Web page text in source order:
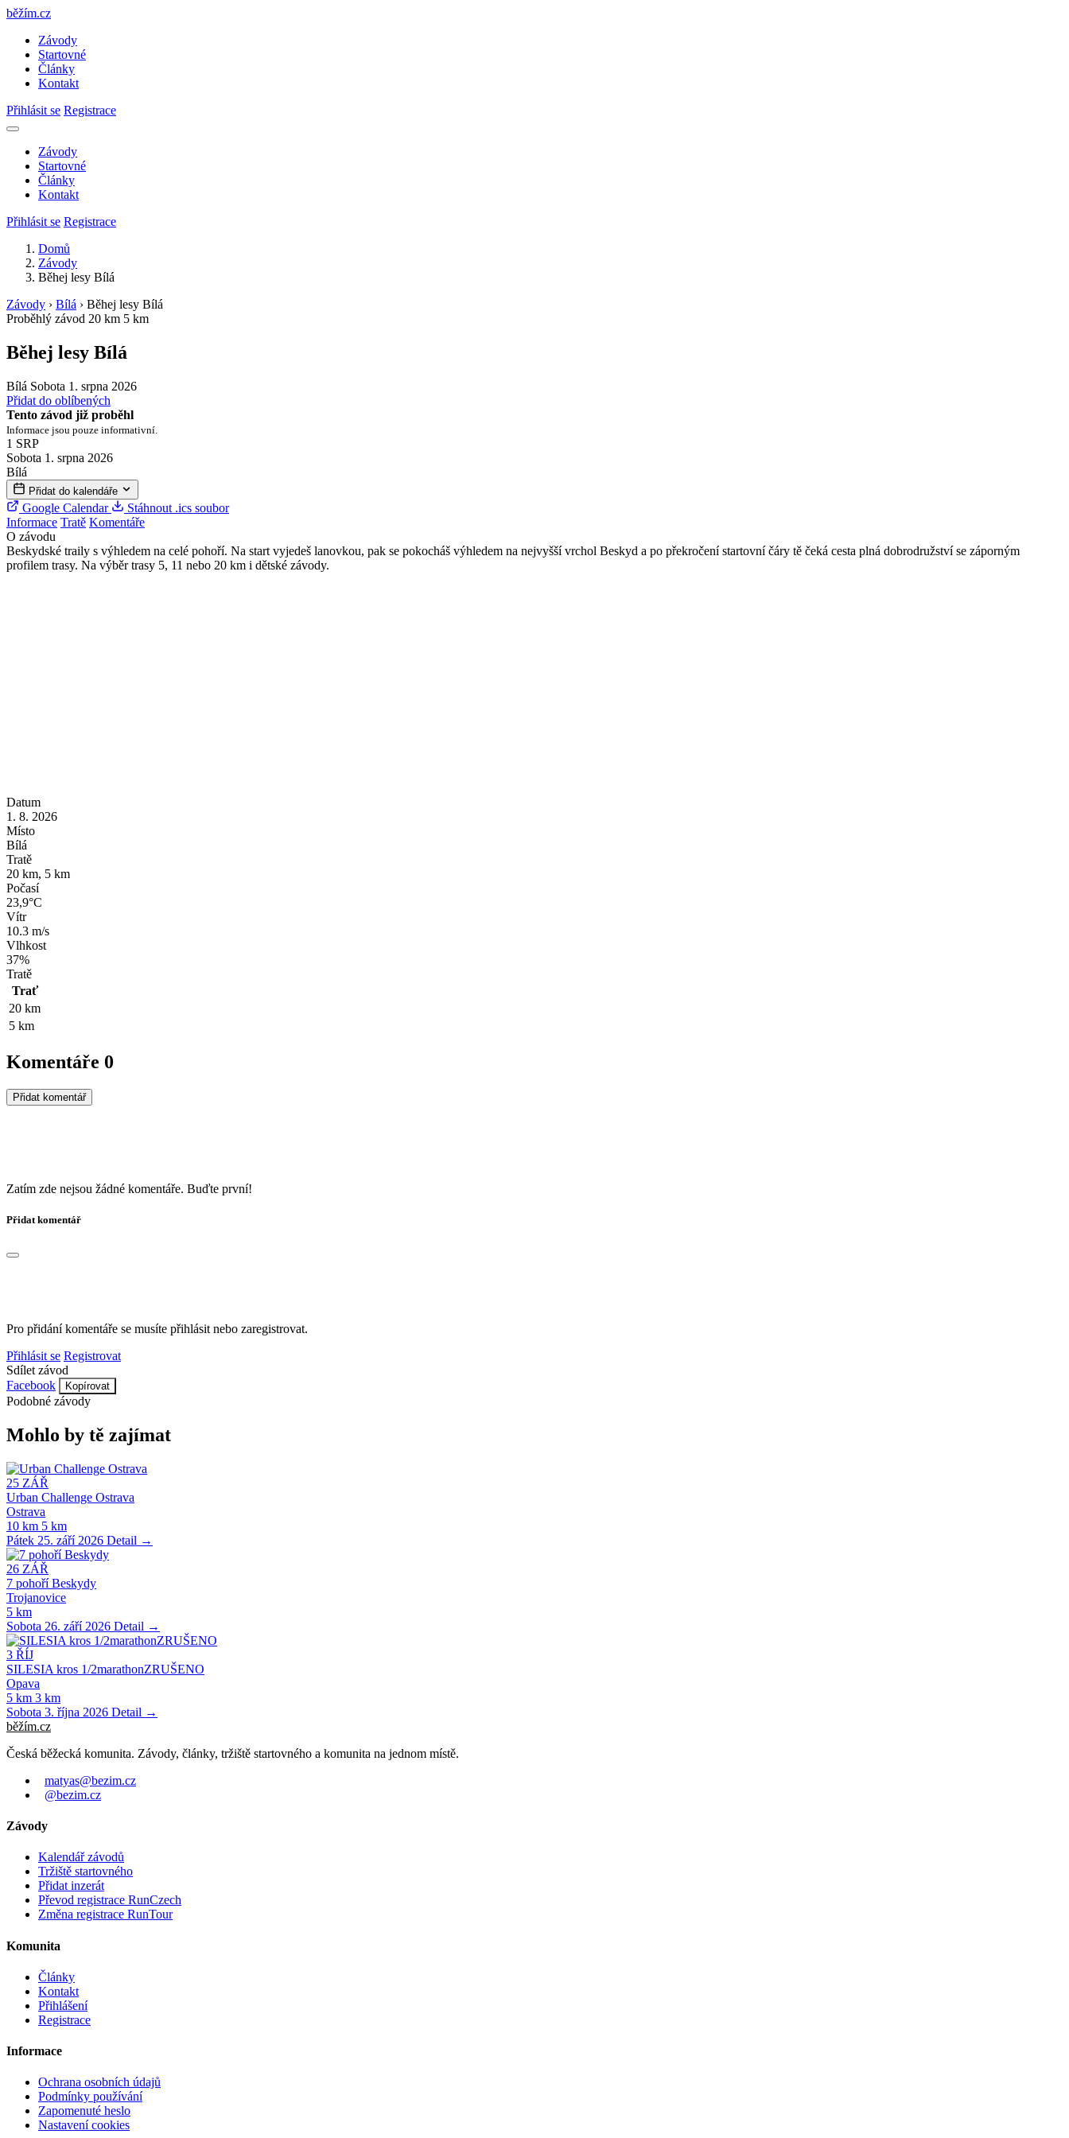
běžím.cz
Závody
Startovné
Články
Kontakt
Přihlásit se Registrace
Závody
Startovné
Články
Kontakt
Přihlásit se Registrace
Domů
Závody
Běhej lesy Bílá
Závody › Bílá › Běhej lesy Bílá
Proběhlý závod 20 km 5 km
Běhej lesy Bílá
Bílá Sobota 1. srpna 2026
Přidat do oblíbených
Tento závod již proběhl
Informace jsou pouze informativní.
1 SRP
Sobota 1. srpna 2026
Bílá
Přidat do kalendáře
Google Calendar
Stáhnout .ics soubor
Informace Tratě Komentáře
O závodu
Beskydské traily s výhledem na celé pohoří. Na start vyjedeš lanovkou, pak se pokocháš výhledem na nejvyšší vrchol Beskyd a po překročení startovní čáry tě čeká cesta plná dobrodružství se záporným
profilem trasy. Na výběr trasy 5, 11 nebo 20 km i dětské závody.
Datum
1. 8. 2026
Místo
Bílá
Tratě
20 km, 5 km
Počasí
23,9°C
Vítr
10.3 m/s
Vlhkost
37%
Tratě
Trať
20 km
5 km
Komentáře 0
Přidat komentář
Zatím zde nejsou žádné komentáře. Buďte první!
Přidat komentář
Pro přidání komentáře se musíte přihlásit nebo zaregistrovat.
Přihlásit se Registrovat
Sdílet závod
Facebook
Kopírovat
Podobné závody
Mohlo by tě zajímat
25 ZÁŘ
Urban Challenge Ostrava
Ostrava
10 km 5 km
Pátek 25. září 2026 Detail →
26 ZÁŘ
7 pohoří Beskydy
Trojanovice
5 km
Sobota 26. září 2026 Detail →
3 ŘÍJ
SILESIA kros 1/2marathonZRUŠENO
Opava
5 km 3 km
Sobota 3. října 2026 Detail →
běžím.cz
Česká běžecká komunita. Závody, články, tržiště startovného a komunita na jednom místě.
matyas@bezim.cz
@bezim.cz
Závody
Kalendář závodů
Tržiště startovného
Přidat inzerát
Převod registrace RunCzech
Změna registrace RunTour
Komunita
Články
Kontakt
Přihlášení
Registrace
Informace
Ochrana osobních údajů
Podmínky používání
Zapomenuté heslo
Nastavení cookies